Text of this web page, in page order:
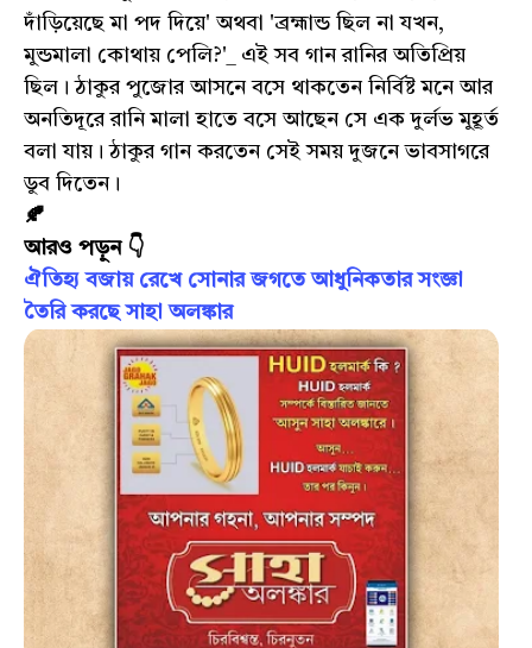
দাঁড়িয়েছে মা পদ দিয়ে' অথবা 'ব্রহ্মান্ড ছিল না যখন,
মুন্ডমালা কোথায় পেলি?'_ এই সব গান রানির অতিপ্রিয়
ছিল। ঠাকুর পুজোর আসনে বসে থাকতেন নির্বিষ্ট মনে আর
অনতিদূরে রানি মালা হাতে বসে আছেন সে এক দুর্লভ মুহূর্ত
বলা যায়। ঠাকুর গান করতেন সেই সময় দুজনে ভাবসাগরে
ডুব দিতেন।
🍂
আরও পড়ুন 👇
ঐতিহ্য বজায় রেখে সোনার জগতে আধুনিকতার সংজ্ঞা
তৈরি করছে সাহা অলঙ্কার